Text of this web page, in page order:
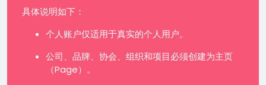
具体说明如下：
个人账户仅适用于真实的个人用户。
公司、品牌、协会、组织和项目必须创建为主页
（Page）。